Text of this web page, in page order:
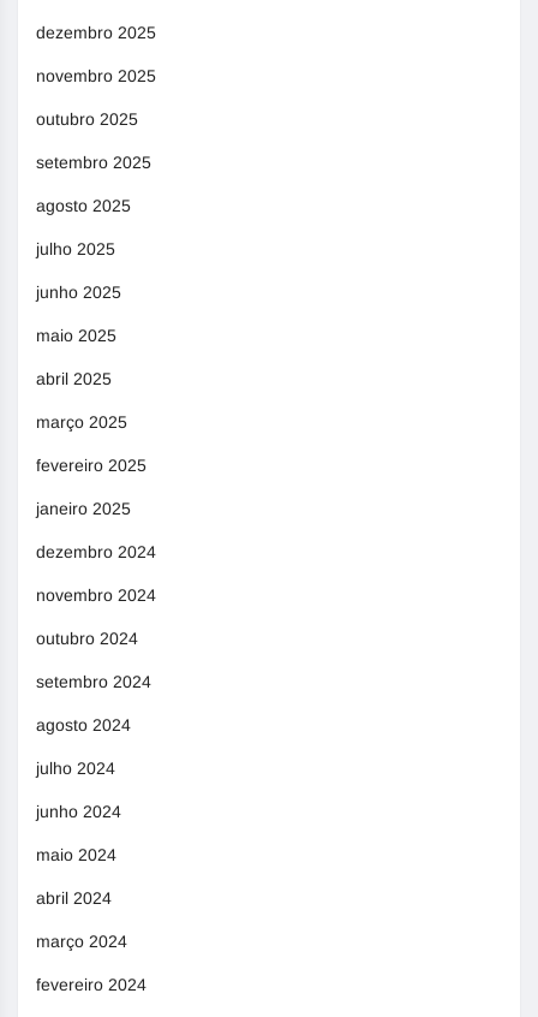
dezembro 2025
novembro 2025
outubro 2025
setembro 2025
agosto 2025
julho 2025
junho 2025
maio 2025
abril 2025
março 2025
fevereiro 2025
janeiro 2025
dezembro 2024
novembro 2024
outubro 2024
setembro 2024
agosto 2024
julho 2024
junho 2024
maio 2024
abril 2024
março 2024
fevereiro 2024